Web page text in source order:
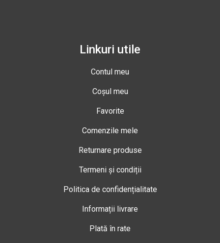
Linkuri utile
Contul meu
Coșul meu
Favorite
Comenzile mele
Returnare produse
Termeni și condiții
Politica de confidențialitate
Informații livrare
Plată în rate